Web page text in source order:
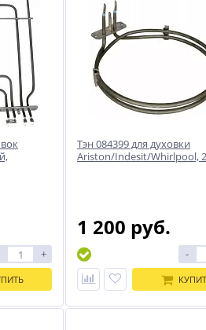
+
Тэн 084399 для духовки
Ariston/Indesit/Whirlpool,
1 200 руб.
-